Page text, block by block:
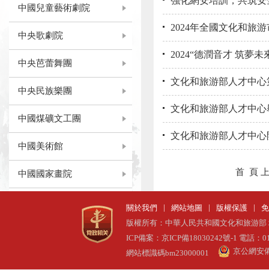
中國兒童藝術劇院
中央歌劇院
中央芭蕾舞團
中央民族樂團
中國煤礦文工團
中國美術館
中國國家畫院
中國數字文化集團有...
2024年全國文化和旅
2024“德潤音才 筑夢
文化和旅游部人才中心
文化和旅游部人才中
文化和旅游部人才中
首 頁